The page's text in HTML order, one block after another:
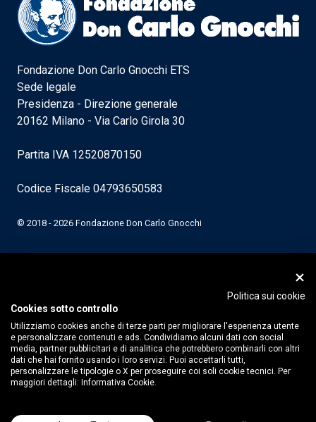
Fondazione Don Carlo Gnocchi ETS
Sede legale
Presidenza - Direzione generale
20162 Milano - Via Carlo Girola 30
Partita IVA 12520870150
Codice Fiscale 04793650583
© 2018 - 2026 Fondazione Don Carlo Gnocchi
Politica sui cookie
Cookies sotto controllo
Utilizziamo cookies anche di terze parti per migliorare l'esperienza utente
e personalizzare contenuti e ads. Condividiamo alcuni dati con social
media, partner pubblicitari e di analitica che potrebbero combinarli con altri
dati che hai fornito usando i loro servizi. Puoi accettarli tutti,
personalizzare le tipologie o X per proseguire coi soli cookie tecnici. Per
maggiori dettagli: Informativa Cookie.